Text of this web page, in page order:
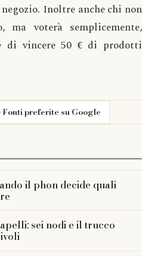
Inoltre anche chi non
ma voterà semplicemente,
di vincere 50 € di prodotti
Fonti preferite su Google
il phon decide quali
sei nodi e il trucco